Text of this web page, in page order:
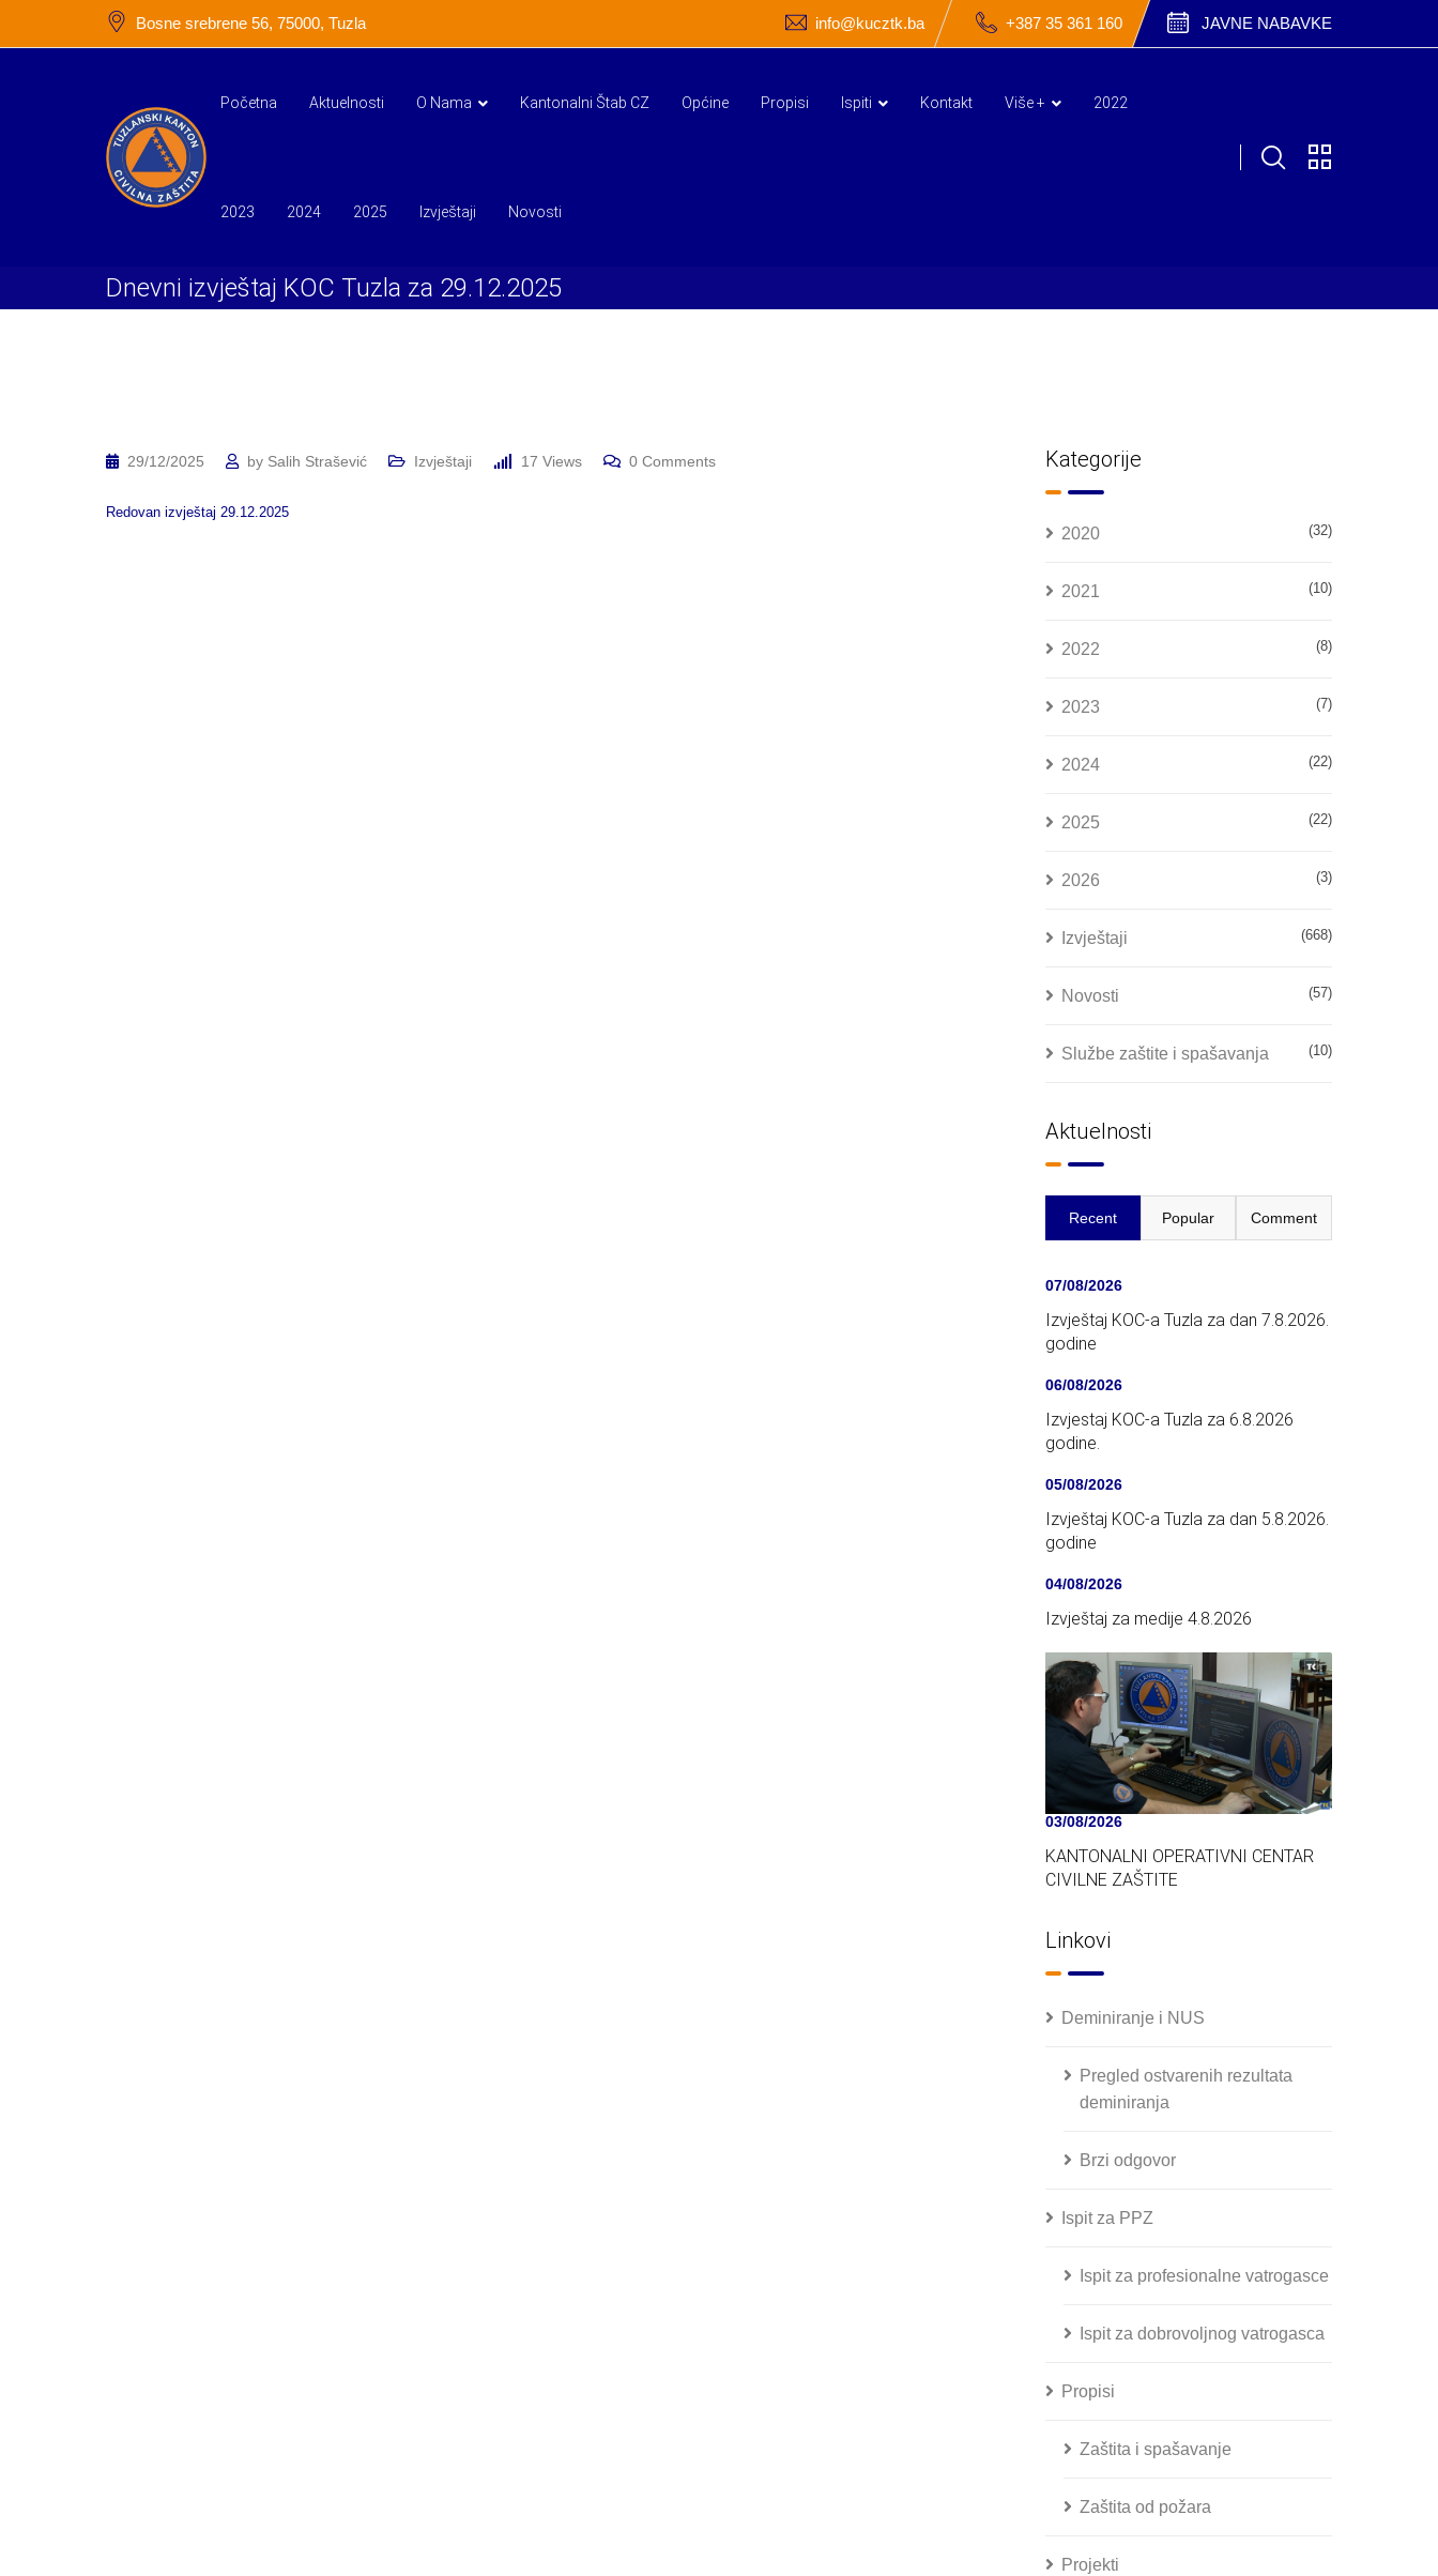
Bosne srebrene 56, 75000, Tuzla info@kucztk.ba +387 35 361 160 JAVNE NABAVKE
Početna Aktuelnosti O Nama Kantonalni Štab CZ Općine Propisi Ispiti Kontakt Više + 2022
2023 2024 2025 Izvještaji Novosti
Dnevni izvještaj KOC Tuzla za 29.12.2025
29/12/2025 by Salih Strašević Izvještaji 17 Views 0 Comments
Redovan izvještaj 29.12.2025
Kategorije
2020 (32)
2021 (10)
2022 (8)
2023 (7)
2024 (22)
2025 (22)
2026 (3)
Izvještaji (668)
Novosti (57)
Službe zaštite i spašavanja (10)
Aktuelnosti
Recent Popular Comment
07/08/2026
Izvještaj KOC-a Tuzla za dan 7.8.2026.
godine
06/08/2026
Izvjestaj KOC-a Tuzla za 6.8.2026
godine.
05/08/2026
Izvještaj KOC-a Tuzla za dan 5.8.2026.
godine
04/08/2026
Izvještaj za medije 4.8.2026
03/08/2026
KANTONALNI OPERATIVNI CENTAR
CIVILNE ZAŠTITE
Linkovi
Deminiranje i NUS
Pregled ostvarenih rezultata
deminiranja
Brzi odgovor
Ispit za PPZ
Ispit za profesionalne vatrogasce
Ispit za dobrovoljnog vatrogasca
Propisi
Zaštita i spašavanje
Zaštita od požara
Projekti